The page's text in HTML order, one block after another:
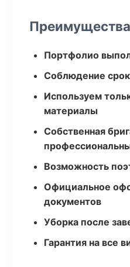
Портфолио
Соблюдение
Используем
материалы
Собственная
Возможность
Официальное
документов
Уборка после
Гарантия на все